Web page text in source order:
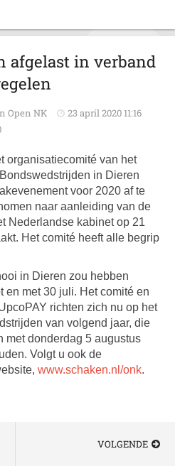
afgelast in verband
Open NK
23 april 2020 11:16
organisatiecomité van het
in Dieren
voor 2020 af te
naar aanleiding van de
Nederlandse kabinet op 21
Het comité heeft alle begrip
in Dieren zou hebben
en met 30 juli. Het comité en
richten zich nu op het
van volgend jaar, die
met donderdag 5 augustus
Volgt u ook de
www.schaken.nl/onk.
VOLGENDE